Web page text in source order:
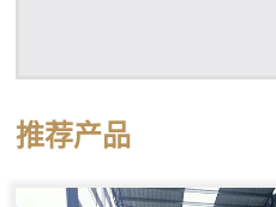
推荐产品